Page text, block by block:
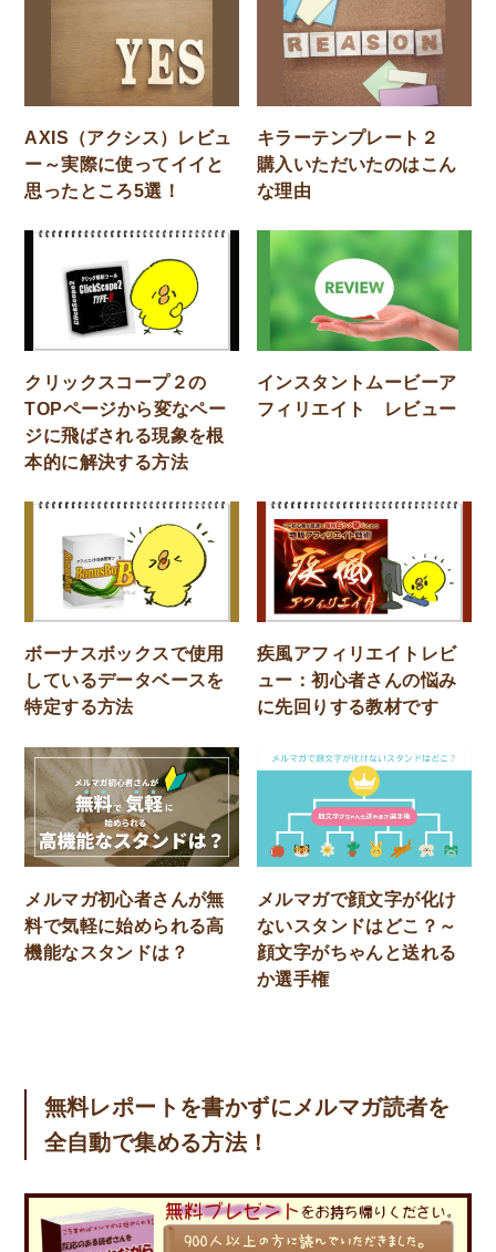
AXIS（アクシス）レビュ
ー～実際に使ってイイと
思ったところ5選！
キラーテンプレート２
購入いただいたのはこん
な理由
クリックスコープ２の
TOPページから変なペー
ジに飛ばされる現象を根
本的に解決する方法
インスタントムービーア
フィリエイト レビュー
ボーナスボックスで使用
しているデータベースを
特定する方法
疾風アフィリエイトレビ
ュー：初心者さんの悩み
に先回りする教材です
メルマガ初心者さんが無
料で気軽に始められる高
機能なスタンドは？
メルマガで顔文字が化け
ないスタンドはどこ？～
顔文字がちゃんと送れる
か選手権
無料レポートを書かずにメルマガ読者を
全自動で集める方法！